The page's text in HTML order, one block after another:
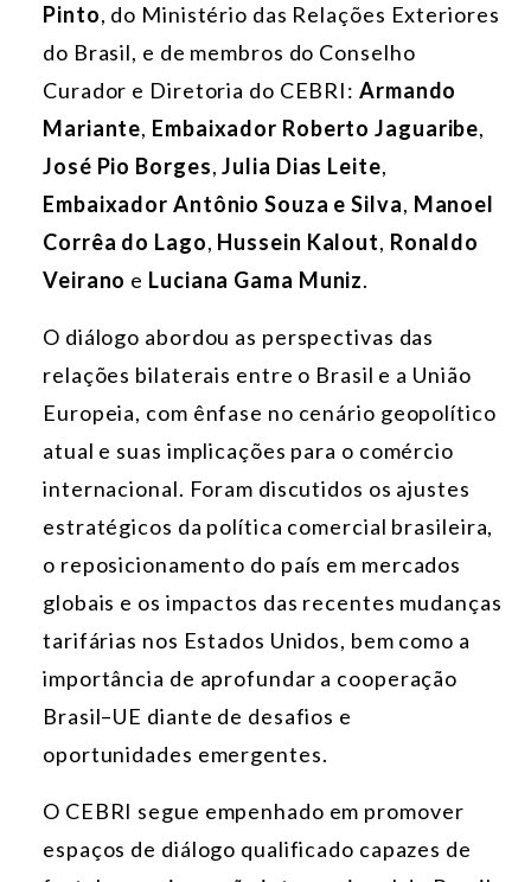
Pinto, do Ministério das Relações Exteriores
do Brasil, e de membros do Conselho
Curador e Diretoria do CEBRI: Armando
Mariante, Embaixador Roberto Jaguaribe,
José Pio Borges,Julia Dias Leite,
Embaixador Antônio Souza e Silva, Manoel
Corrêa do Lago, Hussein Kalout, Ronaldo
Veirano e Luciana Gama Muniz.
O diálogo abordou as perspectivas das
relações bilaterais entre o Brasil e a União
Europeia, com ênfase no cenário geopolítico
atual e suas implicações para o comércio
internacional. Foram discutidos os ajustes
estratégicos da política comercial brasileira,
o reposicionamento do país em mercados
globais e os impactos das recentes mudanças
tarifárias nos Estados Unidos, bem como a
importância de aprofundar a cooperação
Brasil–UE diante de desafios e
oportunidades emergentes.
O CEBRI segue empenhado em promover
espaços de diálogo qualificado capazes de